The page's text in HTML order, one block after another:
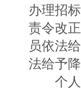
办理招
责令改
员依法
法给予
个人